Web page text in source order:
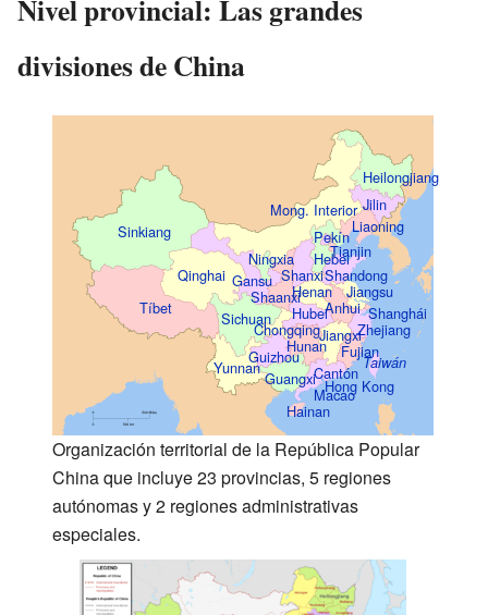
Nivel provincial: Las grandes
divisiones de China
Sinkiang
Mong. Interior
Heilongjiang
Jilin
Liaoning
Tíbet
Qinghai Gansu
Ningxia
Shaanxi
Shanxi
Hebei
Pekín
Tianjin
Shandong
Henan
Sichuan
Chongqing
HubeiAnhui
Jiangsu
Yunnan
Guizhou
Hunan
JiangxiZhejiang
Shanghái
GuangxiCantón
Fujian
Macao
Hong Kong
Hainan
Taiwán
Organización territorial de la República Popular
China que incluye 23 provincias, 5 regiones
autónomas y 2 regiones administrativas
especiales.